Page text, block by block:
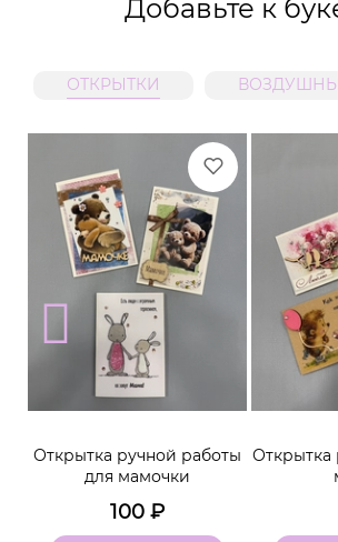
Добавьте к
ОТКРЫТКИ
Открытка ручной работы
для мамочки
100 ₽
Открытка